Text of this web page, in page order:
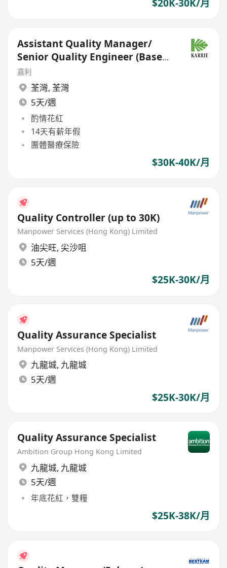
$20K-30K/月
Assistant Quality Manager/
Senior Quality Engineer (Based
in Dongguan)
嘉利
荃灣, 荃灣
5天/週
酌情花紅
14天有薪年假
團體醫療保險
$30K-40K/月
Quality Controller (up to 30K)
Manpower Services (Hong Kong) Limited
油尖旺, 尖沙咀
5天/週
$25K-30K/月
Quality Assurance Specialist
Manpower Services (Hong Kong) Limited
九龍城, 九龍城
5天/週
$25K-30K/月
Quality Assurance Specialist
Ambition Group Hong Kong Limited
九龍城, 九龍城
5天/週
年底花紅，雙糧
$25K-38K/月